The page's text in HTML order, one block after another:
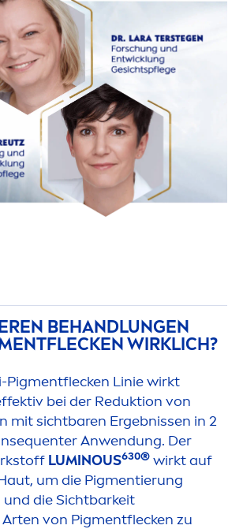
BEHANDLUNGEN
TFLECKEN WIRKLICH?
Pigmentflecken Linie wirkt
bei der Reduktion von
mit sichtbaren Ergebnissen in 2
Anwendung. Der
LUMINOUS630® wirkt auf
um die Pigmentierung
die Sichtbarkeit
von Pigmentflecken zu